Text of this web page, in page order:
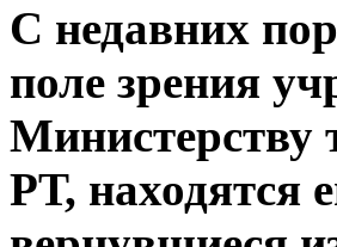
С недавних
поле зрения
Министерству
РТ, находятся